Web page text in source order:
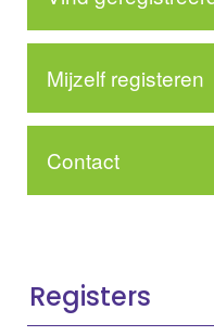
Mijzelf registeren
Contact
Registers